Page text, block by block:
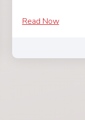
Read Now